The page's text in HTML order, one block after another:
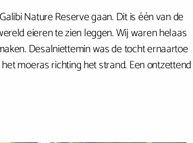
Nature Reserve gaan. Dit is één van de
eieren te zien leggen. Wij waren helaas
Desalniettemin was de tocht ernaartoe
moeras richting het strand. Een ontzettend